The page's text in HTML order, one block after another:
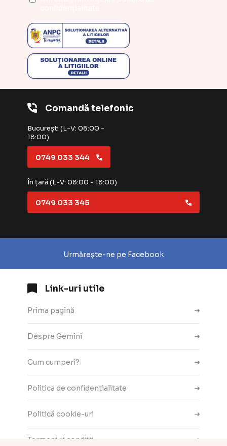
Comandă telefonic
București (L-V: 08:00 -
18:00)
0749 033 344
În țară (L-V: 08:00 - 18:00)
0749 033 345
Urmărește-ne pe Facebook
Link-uri utile
Prima pagină
Despre Gemini
Cum cumperi?
Politica de confidentialitate
Politică cookie-uri
Termeni și condiții